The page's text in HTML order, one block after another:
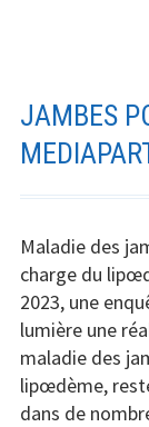
:
une
selon
les
experts,
alerte
JAMBES
Maladie des
charge du
2023, une
lumière une
maladie des
lipœdème,
dans de